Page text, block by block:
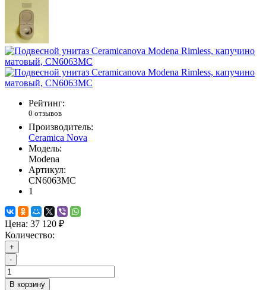
Рейтинг:
0 отзывов
Производитель:
Ceramica Nova
Модель:
Modena
Артикул:
CN6063MC
1
Цена: 37 120 ₽
Количество:
+
-
В корзину